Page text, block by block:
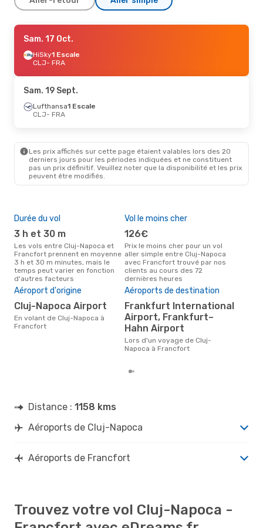
Sam. 19 Sept.
Lufthansa1 Escale
CLJ- FRA
FRA- CLJ
Sam. 17 Oct.
HiSky1 Escale
CLJ- FRA
Sam. 19 Sept.
Lufthansa1 Escale
CLJ- FRA
Les prix affichés sur cette page étaient valables lors des 20
derniers jours pour les périodes indiquées et ne constituent
pas un prix définitif. Veuillez noter que la disponibilité et les prix
peuvent être modifiés.
Durée du vol
3 h et 30 m
Les vols entre Cluj-Napoca et
Francfort prennent en moyenne
3 h et 30 m minutes, mais le
temps peut varier en fonction
d'autres facteurs
Vol le moins cher
126€
Prix le moins cher pour un vol
aller simple entre Cluj-Napoca
avec Francfort trouvé par nos
clients au cours des 72
dernières heures
Aéroport d'origine
Cluj-Napoca Airport
En volant de Cluj-Napoca à
Francfort
Aéroports de destination
Frankfurt International
Airport, Frankfurt–
Hahn Airport
Lors d'un voyage de Cluj-
Napoca à Francfort
Distance : 1158 kms
Aéroports de Cluj-Napoca
Aéroports de Francfort
Trouvez votre vol Cluj-Napoca -